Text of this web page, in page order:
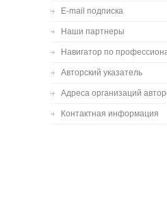
E-mail подписка
Наши партнеры
Навигатор по
Авторский указатель
Адреса организаций
Контактная информация